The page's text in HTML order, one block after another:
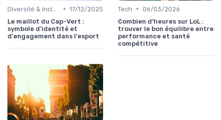
• 17/12/2025
Le maillot du Cap-Vert :
symbole d'identité et
d'engagement dans l'esport
Tech • 06/03/2026
Combien d’heures sur LoL :
trouver le bon équilibre entre
performance et santé
compétitive